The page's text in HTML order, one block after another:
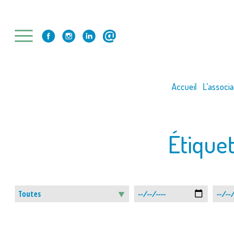
content
Accueil